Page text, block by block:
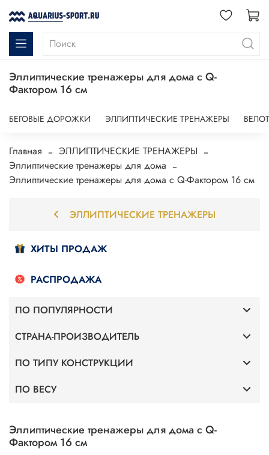
Эллиптические тренажеры для дома с Q-
Фактором 16 см
БЕГОВЫЕ ДОРОЖКИ ЭЛЛИПТИЧЕСКИЕ ТРЕНАЖЕРЫ
Главная
ЭЛЛИПТИЧЕСКИЕ ТРЕНАЖЕРЫ
Эллиптические тренажеры для дома
Эллиптические тренажеры для дома с Q-Фактором 16 см
Эллиптические тренажеры для дома с Q-
Фактором 16 см
ЭЛЛИПТИЧЕСКИЕ ТРЕНАЖЕРЫ
ХИТЫ ПРОДАЖ
РАСПРОДАЖА
ПО ПОПУЛЯРНОСТИ
Премиум
С передним приводом
СТРАНА-ПРОИЗВОДИТЕЛЬ
Германия
ПО ТИПУ КОНСТРУКЦИИ
С передним приводом
ПО ВЕСУ
Для веса 130 кг